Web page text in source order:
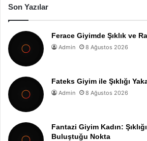
Son Yazılar
Ferace Giyimde Şıklık ve
Admin 8 Ağustos 2026
Fateks Giyim ile Şıklığı
Admin 8 Ağustos 2026
Fantazi Giyim Kadın:
Buluştuğu Nokta